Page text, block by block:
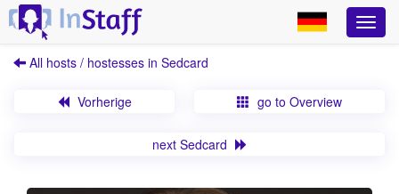
All hosts / hostesses in Sedcard
Vorherige go to Overview
next Sedcard